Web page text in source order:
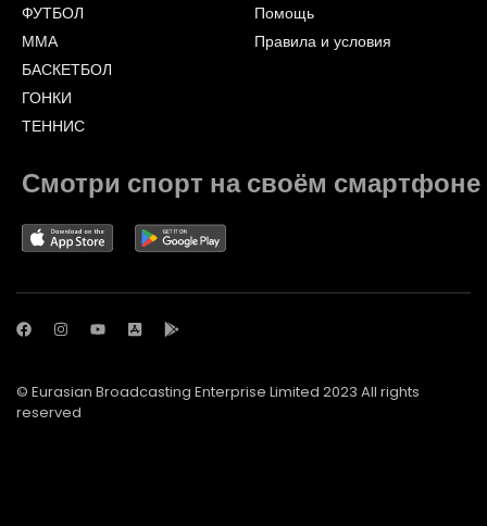
ФУТБОЛ
ММА
БАСКЕТБОЛ
ГОНКИ
ТЕННИС
Помощь
Правила и условия
Смотри спорт на своём смартфоне
© Eurasian Broadcasting Enterprise Limited 2023 All rights
reserved